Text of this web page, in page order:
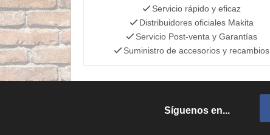
Servicio rápido y eficaz
Distribuidores oficiales Makita
Servicio Post-venta y Garantías
Suministro de accesorios y recambios
Síguenos en...